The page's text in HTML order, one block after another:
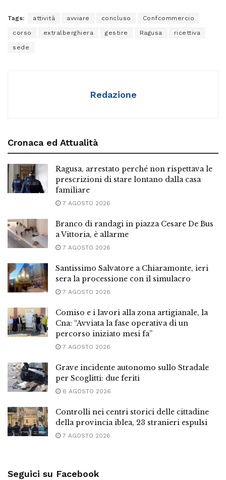
Tags: attività avviare concluso Confcommercio
corso extralberghiera gestire Ragusa ricettiva
sede
Redazione
Cronaca ed Attualità
Ragusa, arrestato perché non rispettava le
prescrizioni di stare lontano dalla casa
familiare
7 AGOSTO 2026
Branco di randagi in piazza Cesare De Bus
a Vittoria, è allarme
7 AGOSTO 2026
Santissimo Salvatore a Chiaramonte, ieri
sera la processione con il simulacro
7 AGOSTO 2026
Comiso e i lavori alla zona artigianale, la
Cna: “Avviata la fase operativa di un
percorso iniziato mesi fa”
7 AGOSTO 2026
Grave incidente autonomo sullo Stradale
per Scoglitti: due feriti
6 AGOSTO 2026
Controlli nei centri storici delle cittadine
della provincia iblea, 23 stranieri espulsi
7 AGOSTO 2026
Seguici su Facebook